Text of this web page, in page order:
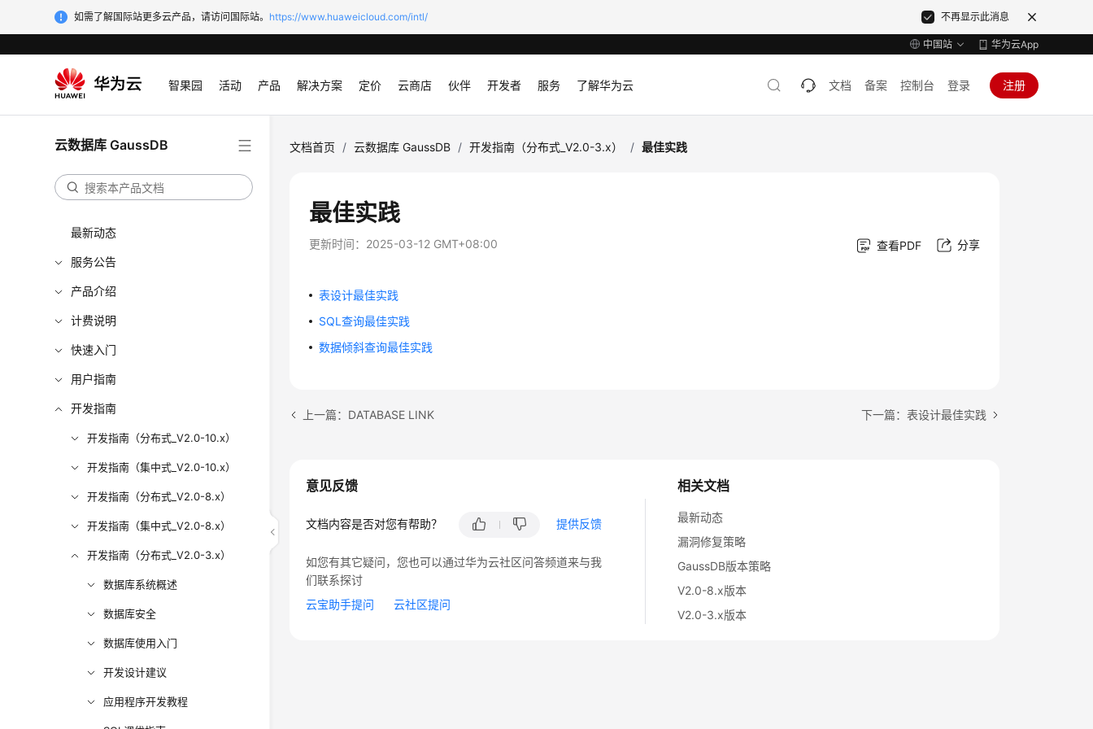
如需了解国际站更多云产品，请访问国际站。 https://www.huaweicloud.com/intl/ 不再显示此消息
中国站 华为云App
智果园 活动 产品 解决方案 定价 云商店 伙伴 开发者 服务 了解华为云 文档 备案 控制台 登录 注册
云数据库 GaussDB
最新动态
服务公告
产品介绍
计费说明
快速入门
用户指南
开发指南
开发指南（分布式_V2.0-10.x）
开发指南（集中式_V2.0-10.x）
开发指南（分布式_V2.0-8.x）
开发指南（集中式_V2.0-8.x）
开发指南（分布式_V2.0-3.x）
数据库系统概述
数据库安全
数据库使用入门
开发设计建议
应用程序开发教程
文档首页 / 云数据库 GaussDB / 开发指南（分布式_V2.0-3.x） / 最佳实践
最佳实践
更新时间： 2025-03-12 GMT+08:00 查看PDF 分享
表设计最佳实践
SQL查询最佳实践
数据倾斜查询最佳实践
上一篇：DATABASE LINK 下一篇：表设计最佳实践
相关文档
最新动态
漏洞修复策略
GaussDB版本策略
V2.0-8.x版本
V2.0-3.x版本
意见反馈
文档内容是否对您有帮助？ 提供反馈
如您有其它疑问，您也可以通过华为云社区问答频道来与我
们联系探讨
云宝助手提问
云社区提问